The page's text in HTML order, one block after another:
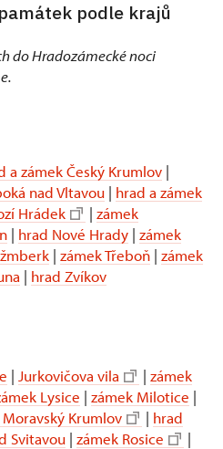
podle krajů
do Hradozámecké noci
a zámek Český Krumlov |
nad Vltavou | hrad a zámek
Hrádek | zámek
| hrad Nové Hrady | zámek
| zámek Třeboň | zámek
| hrad Zvíkov
| Jurkovičova vila | zámek
Lysice | zámek Milotice |
Krumlov | hrad
Svitavou | zámek Rosice |